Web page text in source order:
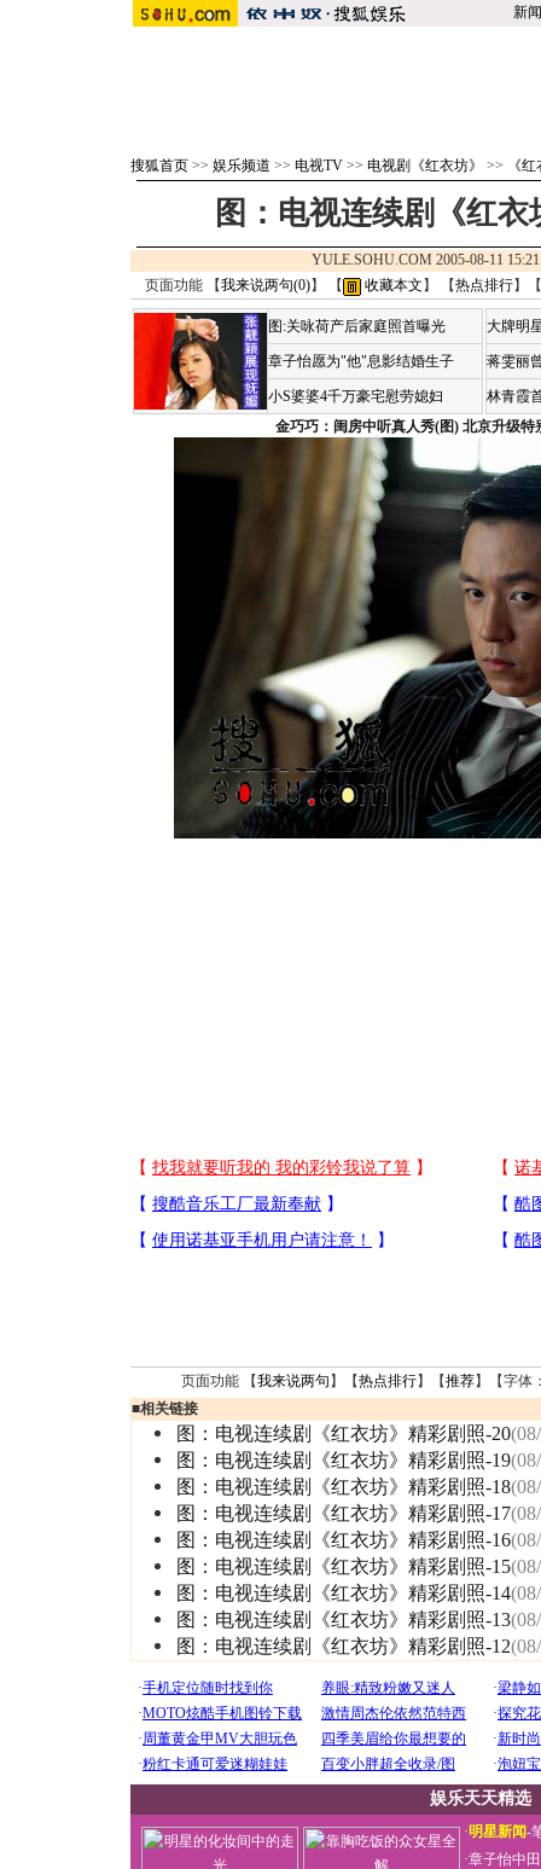
新闻
搜狐首页 >> 娱乐频道 >> 电视TV >> 电视剧《红衣坊》 >> 《
图：电视连续剧《红衣
YULE.SOHU.COM 2005-08-11
页面功能 【我来说两句(0)】 【 收藏本文 】 【热点排行】【
图:关咏荷产后家庭照首曝光
章子怡愿为"他"息影结婚生子
小S婆婆4千万豪宅慰劳媳妇
大牌明
蒋雯丽
林青霞
金巧巧：闺房中听真人秀(图) 北京升级特
页面功能 【我来说两句 】【热点排行】【推荐】【字体
■相关链接
图：电视连续剧《红衣坊》精彩剧照-20
图：电视连续剧《红衣坊》精彩剧照-19
图：电视连续剧《红衣坊》精彩剧照-18
图：电视连续剧《红衣坊》精彩剧照-17
图：电视连续剧《红衣坊》精彩剧照-16
图：电视连续剧《红衣坊》精彩剧照-15
图：电视连续剧《红衣坊》精彩剧照-14
图：电视连续剧《红衣坊》精彩剧照-13
图：电视连续剧《红衣坊》精彩剧照-12
娱乐天天精选
·明星新闻-
·章子怡中